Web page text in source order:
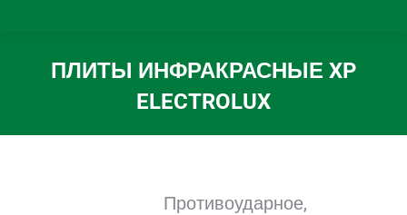
ПЛИТЫ ИНФРАКРАСНЫЕ XP
ELECTROLUX
Вы здесь:
Противоударное,